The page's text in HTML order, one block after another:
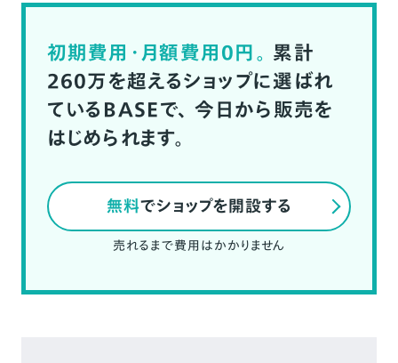
初期費用・月額費用0円。 累計
260万を超えるショップに選ばれ
ているBASEで、 今日から販売を
はじめられます。
無料でショップを開設する
売れるまで費用はかかりません